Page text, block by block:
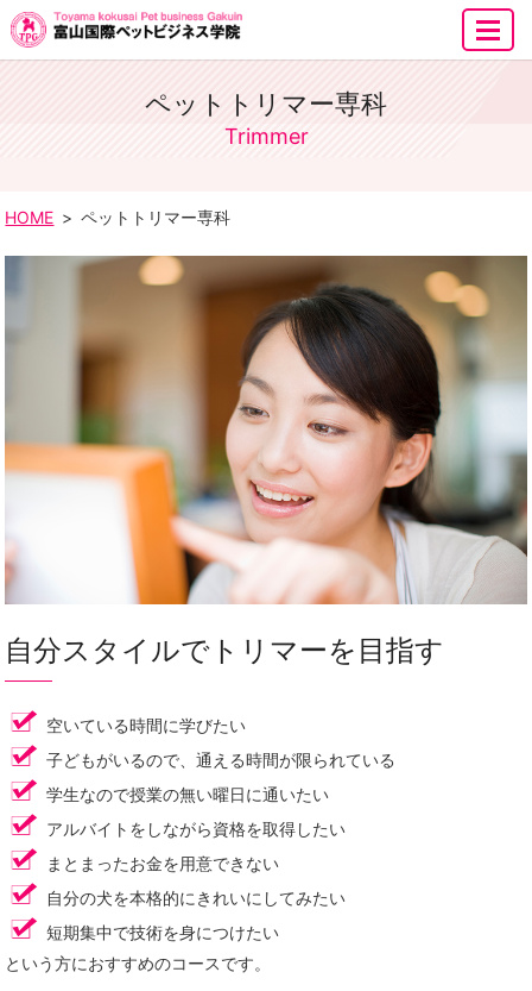
ペットトリマー専科
Trimmer
HOME ペットトリマー専科
自分スタイルでトリマーを目指す
空いている時間に学びたい
子どもがいるので、通える時間が限られている
学生なので授業の無い曜日に通いたい
アルバイトをしながら資格を取得したい
まとまったお金を用意できない
自分の犬を本格的にきれいにしてみたい
短期集中で技術を身につけたい
という方におすすめのコースです。